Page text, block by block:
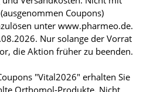
Coupons)
unter www.pharmeo.de.
Nur solange der Vorrat
die Aktion früher zu beenden.
"Vital2026" erhalten Sie